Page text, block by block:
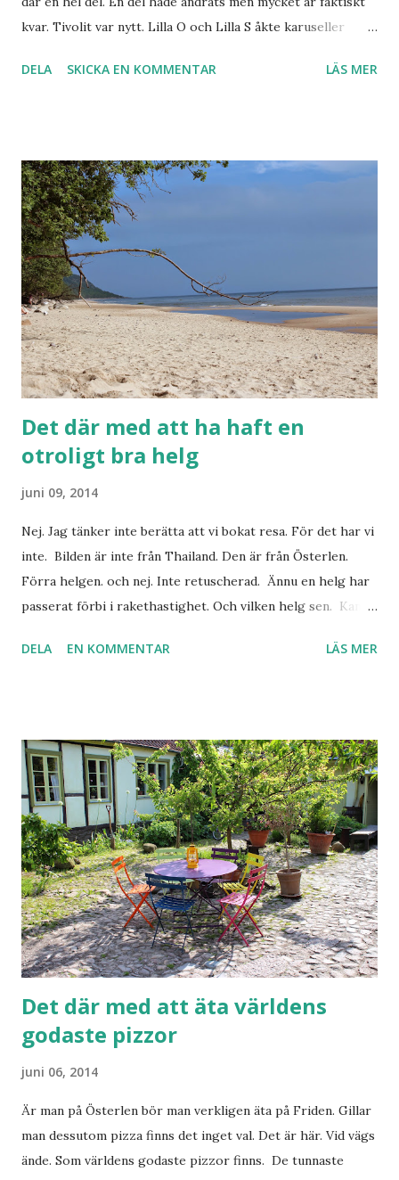
kvar. Tivolit var nytt. Lilla O och Lilla S åkte karuseller
är förstås två rattar i varje bil. Där det förutom i stort sett
De var i trä. Så ingen levande häst kom till skada när vi tog
bilden... Lilla O förklarade glatt för Stina allt han visste om
dinosar. Vilket är en del. Och ungefär hälften av det är
dessutom sant. Inte illa. Lilla O hade samma sommarlands-
favorit som jag hade när jag var liten. Vilda forsen. När jag
var liten åkte jag den till baddräkten slets ut. Denna
gången åkte vi den...
DELA SKICKA EN KOMMENTAR LÄS MER
Det där med att ha haft en
otroligt bra helg
juni 09, 2014
Nej. Jag tänker inte berätta att vi bokat resa. För det har vi
inte. Bilden är inte från Thailand. Den är från Österlen.
Förra helgen. och nej. Inte retuscherad. Ännu en helg har
passerat förbi i rakethastighet. Och vilken helg sen. Kan
fredagen togs upp av vernissage och att ha butiken öppen.
alltid. En riktigt härlig heldag! Lilla O gjorde sitt första
lopp i lördags. 400 meter sprangs. Snabbt. Tillsammans
med mamman. Stolt som en tupp togs medaljen emot. Kan
vara så att mamman var aningens stoltare. Så stolt att hon
totalt missade var starten för vuxenloppet var. Det blev till
att springa hemma i skogen istället. Sen kunde vi med gott
samvete äta en kalasmiddag hos goda vänner. ...
DELA EN KOMMENTAR LÄS MER
Det där med att äta världens
godaste pizzor
juni 06, 2014
Är man på Österlen bör man verkligen äta på Friden. Gillar
man dessutom pizza finns det inget val. Det är här. Vid vägs
ände. Som världens godaste pizzor finns. De tunnaste